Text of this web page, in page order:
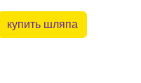
купить шляпа